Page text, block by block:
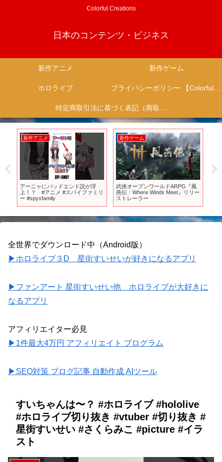
Colorful Creations
日本のコンテンツ・ビジネス
新作アニメ 新作ゲーム
ホロライブ プライバシーポリシー 【Colorful Creation】
特定商取引法に基づく表記（商取引に関する開示）
新作アニメ
アーニャにバッドエンド説が浮
上！？ #アニメ #スパイファミリ
ー #spyxfamily
新作ゲーム
武侠オープンワールドARPG『風
燕伝：Where Winds Meet』リリー
ストレーラー
全世界でダウンロード中（Android版）
▶ホロライブ３D 星街すいせいが好きになるアプリ
▶ファンアート 星街すいせい他 ホロライブが大好きに
なるアプリ
アフィリエイター必見
▶1件最大4万円 アフィリエイト プログラム
▶SEO対策 ブログ記事 自動作成 AIツール
すいちゃんは〜？ #ホロライブ #hololive
#ホロライブ切り抜き #vtuber #切り抜き #
星街すいせい #さくらみこ #picture #イラ
スト